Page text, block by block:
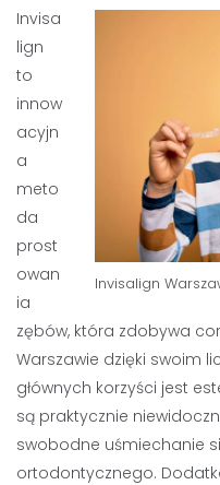
Invisalign
Invisa
lign
to
innow
acyjn
a
meto
da
prost
owan
ia
zębów, która zdobywa
Warszawie dzięki swoim
głównych korzyści jest
są praktycznie
swobodne uśmiechanie
ortodontycznego.